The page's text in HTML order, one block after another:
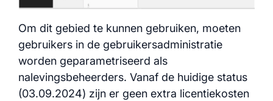
Om dit gebied te kunnen gebruiken, moeten
gebruikers in de gebruikersadministratie
worden geparametriseerd als
nalevingsbeheerders. Vanaf de huidige status
(03.09.2024) zijn er geen extra licentiekosten